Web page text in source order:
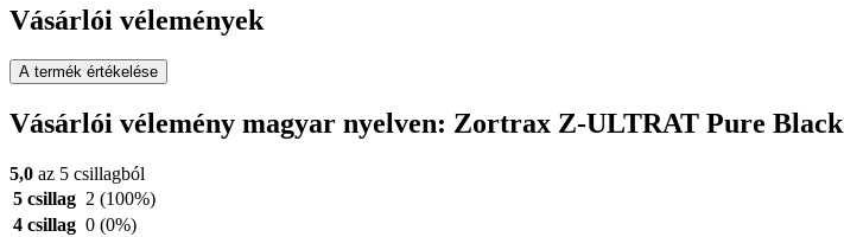
Vásárlói vélemények
A termék értékelése
Vásárlói vélemény magyar nyelven: Zortrax Z-ULTRAT Pure Black
5,0 az 5 csillagból
5 csillag 2 (100%)
4 csillag 0 (0%)